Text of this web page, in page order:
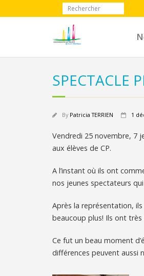
SPECTACLE
By Patricia TERRIEN 1
Vendredi 25 novembre, 7
aux élèves de CP.
A l’instant où ils ont
nos jeunes spectateurs
Après la représentation,
beaucoup plus! Ils ont
Ce fut un beau moment
différences peuvent aussi